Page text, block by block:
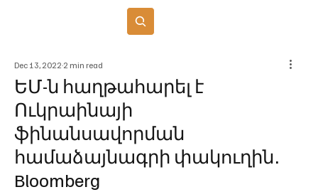
ԵՄ-ն հաղթահարել է
Ուկրաինայի
ֆինանսավորման
համաձայնագրի փակուղին․
Bloomberg
Dec 13, 2022 2 min read